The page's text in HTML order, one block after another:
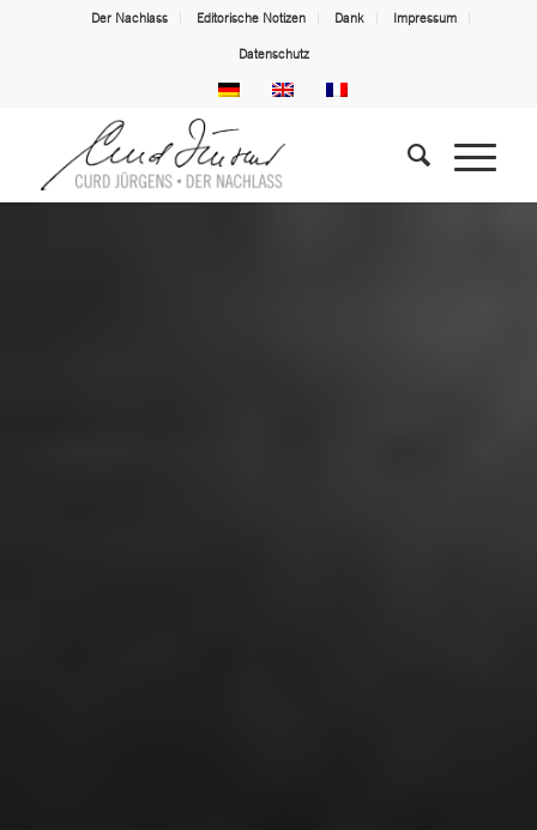
Der Nachlass Editorische Notizen Dank Impressum
Datenschutz